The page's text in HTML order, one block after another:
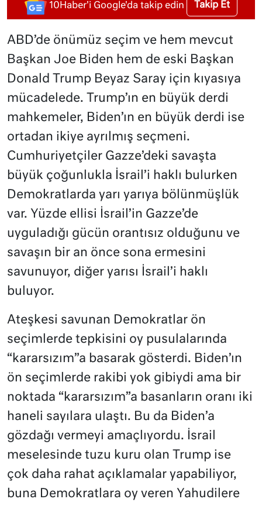
10Haber'i Google'da takip edin Takip Et
ABD’de önümüz seçim ve hem mevcut
Başkan Joe Biden hem de eski Başkan
Donald Trump Beyaz Saray için kıyasıya
mücadelede. Trump’ın en büyük derdi
mahkemeler, Biden’ın en büyük derdi ise
ortadan ikiye ayrılmış seçmeni.
Cumhuriyetçiler Gazze’deki savaşta
büyük çoğunlukla İsrail’i haklı bulurken
Demokratlarda yarı yarıya bölünmüşlük
var. Yüzde ellisi İsrail’in Gazze’de
uyguladığı gücün orantısız olduğunu ve
savaşın bir an önce sona ermesini
savunuyor, diğer yarısı İsrail’i haklı
buluyor.
Ateşkesi savunan Demokratlar ön
seçimlerde tepkisini oy pusulalarında
“kararsızım”a basarak gösterdi. Biden’ın
ön seçimlerde rakibi yok gibiydi ama bir
noktada “kararsızım”a basanların oranı iki
haneli sayılara ulaştı. Bu da Biden’a
gözdağı vermeyi amaçlıyordu. İsrail
meselesinde tuzu kuru olan Trump ise
çok daha rahat açıklamalar yapabiliyor,
buna Demokratlara oy veren Yahudilere